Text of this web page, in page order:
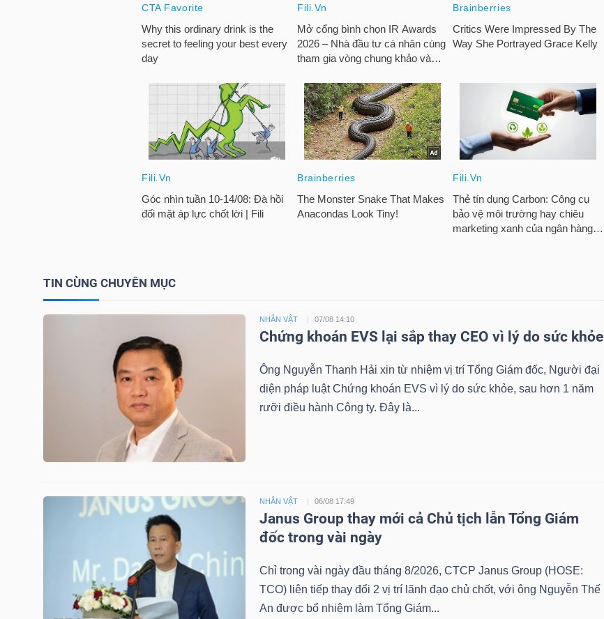
TIN CÙNG CHUYÊN MỤC
NHÂN VẬT 07/08 14:10
Chứng khoán EVS lại sắp thay CEO vì lý do sức khỏe
Ông Nguyễn Thanh Hải xin từ nhiệm vị trí Tổng Giám đốc, Người đại
diện pháp luật Chứng khoán EVS vì lý do sức khỏe, sau hơn 1 năm
rưỡi điều hành Công ty. Đây là...
NHÂN VẬT 06/08 17:49
Janus Group thay mới cả Chủ tịch lẫn Tổng Giám
đốc trong vài ngày
Chỉ trong vài ngày đầu tháng 8/2026, CTCP Janus Group (HOSE:
TCO) liên tiếp thay đổi 2 vị trí lãnh đạo chủ chốt, với ông Nguyễn Thế
An được bổ nhiệm làm Tổng Giám...
PHIẾU